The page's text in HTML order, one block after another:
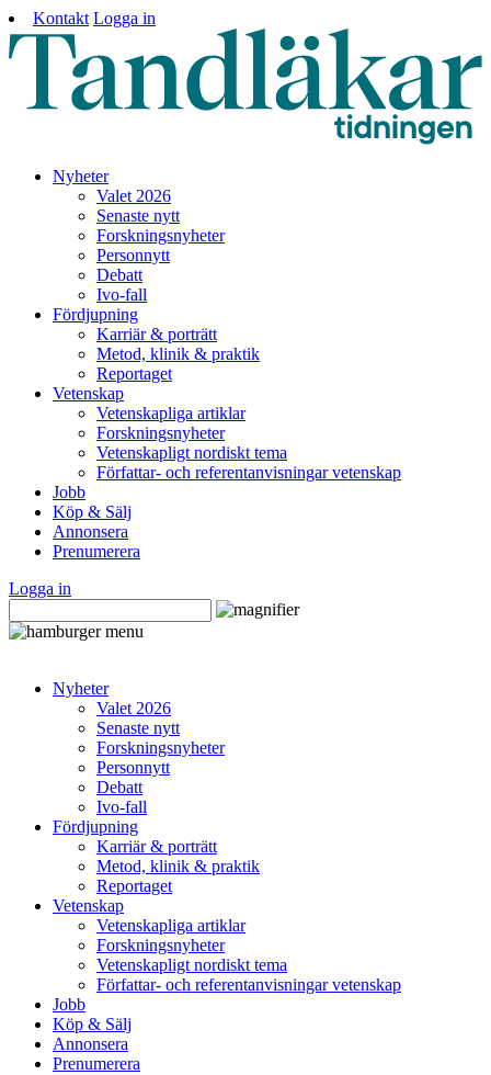
Kontakt Logga in
Nyheter
Valet 2026
Senaste nytt
Forskningsnyheter
Personnytt
Debatt
Ivo-fall
Fördjupning
Karriär & porträtt
Metod, klinik & praktik
Reportaget
Vetenskap
Vetenskapliga artiklar
Forskningsnyheter
Vetenskapligt nordiskt tema
Författar- och referentanvisningar vetenskap
Jobb
Köp & Sälj
Annonsera
Prenumerera
Logga in
Nyheter
Valet 2026
Senaste nytt
Forskningsnyheter
Personnytt
Debatt
Ivo-fall
Fördjupning
Karriär & porträtt
Metod, klinik & praktik
Reportaget
Vetenskap
Vetenskapliga artiklar
Forskningsnyheter
Vetenskapligt nordiskt tema
Författar- och referentanvisningar vetenskap
Jobb
Köp & Sälj
Annonsera
Prenumerera